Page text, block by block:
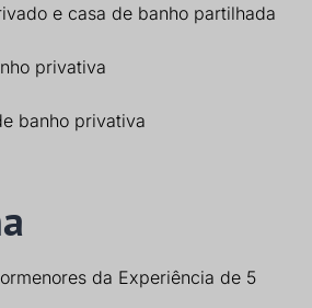
e casa de banho partilhada
privativa
banho privativa
da Experiência de 5